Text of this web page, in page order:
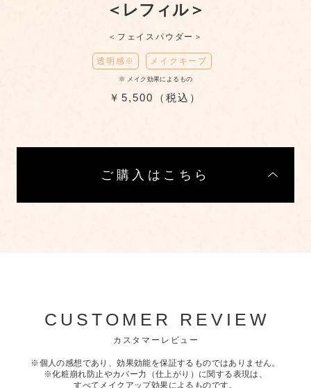
＜レフィル＞
＜フェイスパウダー＞
透明感※ メイクキープ
※ メイク効果によるもの
￥5,500（税込）
ご購入はこちら
CUSTOMER REVIEW
カスタマーレビュー
※個人の感想であり、効果効能を保証するものではありません。
※化粧崩れ防止やカバー力（仕上がり）に関する表現は、
すべてメイクアップ効果によるものです。